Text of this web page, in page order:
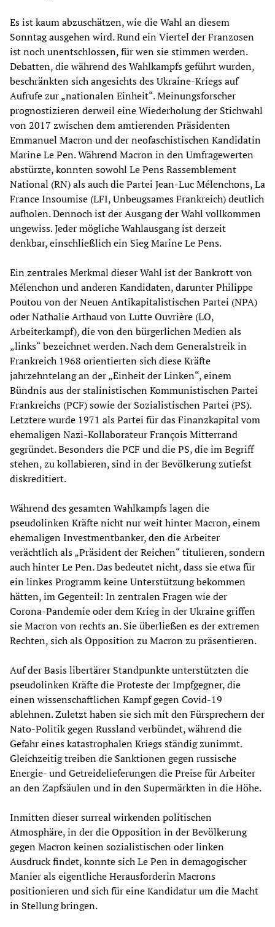
Es ist kaum abzuschätzen, wie die Wahl an diesem
Sonntag ausgehen wird. Rund ein Viertel der Franzosen
ist noch unentschlossen, für wen sie stimmen werden.
Debatten, die während des Wahlkampfs geführt wurden,
beschränkten sich angesichts des Ukraine-Kriegs auf
Aufrufe zur „nationalen Einheit“. Meinungsforscher
prognostizieren derweil eine Wiederholung der Stichwahl
von 2017 zwischen dem amtierenden Präsidenten
Emmanuel Macron und der neofaschistischen Kandidatin
Marine Le Pen. Während Macron in den Umfragewerten
abstürzte, konnten sowohl Le Pens Rassemblement
National (RN) als auch die Partei Jean-Luc Mélenchons, La
France Insoumise (LFI, Unbeugsames Frankreich) deutlich
aufholen. Dennoch ist der Ausgang der Wahl vollkommen
ungewiss. Jeder mögliche Wahlausgang ist derzeit
denkbar, einschließlich ein Sieg Marine Le Pens.
Ein zentrales Merkmal dieser Wahl ist der Bankrott von
Mélenchon und anderen Kandidaten, darunter Philippe
Poutou von der Neuen Antikapitalistischen Partei (NPA)
oder Nathalie Arthaud von Lutte Ouvrière (LO,
Arbeiterkampf), die von den bürgerlichen Medien als
„links“ bezeichnet werden. Nach dem Generalstreik in
Frankreich 1968 orientierten sich diese Kräfte
jahrzehntelang an der „Einheit der Linken“, einem
Bündnis aus der stalinistischen Kommunistischen Partei
Frankreichs (PCF) sowie der Sozialistischen Partei (PS).
Letztere wurde 1971 als Partei für das Finanzkapital vom
ehemaligen Nazi-Kollaborateur François Mitterrand
gegründet. Besonders die PCF und die PS, die im Begriff
stehen, zu kollabieren, sind in der Bevölkerung zutiefst
diskreditiert.
Während des gesamten Wahlkampfs lagen die
pseudolinken Kräfte nicht nur weit hinter Macron, einem
ehemaligen Investmentbanker, den die Arbeiter
verächtlich als „Präsident der Reichen“ titulieren, sondern
auch hinter Le Pen. Das bedeutet nicht, dass sie etwa für
ein linkes Programm keine Unterstützung bekommen
hätten, im Gegenteil: In zentralen Fragen wie der
Corona-Pandemie oder dem Krieg in der Ukraine griffen
sie Macron von rechts an. Sie überließen es der extremen
Rechten, sich als Opposition zu Macron zu präsentieren.
Auf der Basis libertärer Standpunkte unterstützten die
pseudolinken Kräfte die Proteste der Impfgegner, die
einen wissenschaftlichen Kampf gegen Covid-19
ablehnen. Zuletzt haben sie sich mit den Fürsprechern der
Nato-Politik gegen Russland verbündet, während die
Gefahr eines katastrophalen Kriegs ständig zunimmt.
Gleichzeitig treiben die Sanktionen gegen russische
Energie- und Getreidelieferungen die Preise für Arbeiter
an den Zapfsäulen und in den Supermärkten in die Höhe.
Inmitten dieser surreal wirkenden politischen
Atmosphäre, in der die Opposition in der Bevölkerung
gegen Macron keinen sozialistischen oder linken
Ausdruck findet, konnte sich Le Pen in demagogischer
Manier als eigentliche Herausforderin Macrons
positionieren und sich für eine Kandidatur um die Macht
in Stellung bringen.